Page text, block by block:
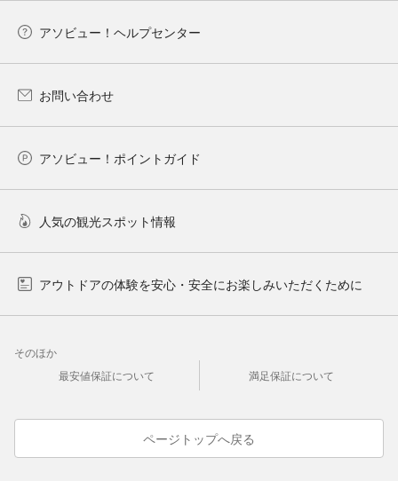
アソビュー！ヘルプセンター
お問い合わせ
アソビュー！ポイントガイド
人気の観光スポット情報
アウトドアの体験を安心・安全にお楽しみいただくために
そのほか
最安値保証について
満足保証について
ページトップへ戻る